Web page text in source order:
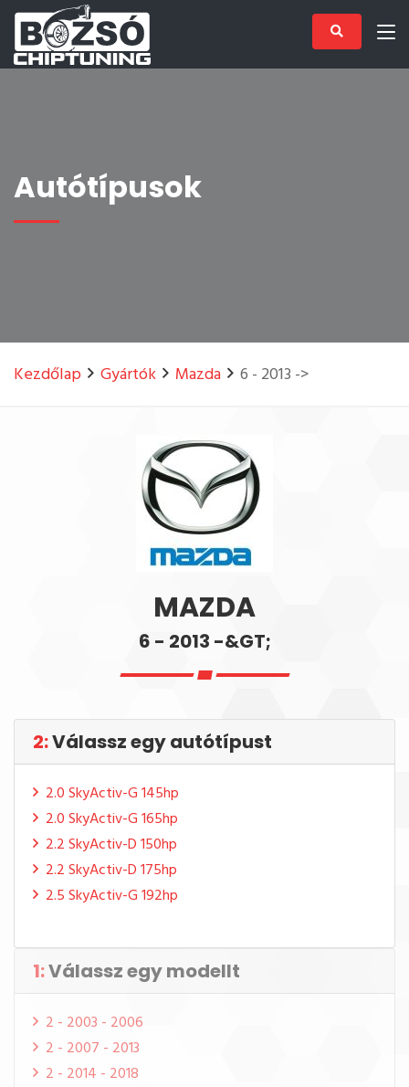
Autótípusok
Kezdőlap Gyártók Mazda 6 - 2013 ->
MAZDA
6 - 2013 -&GT;
1:Válassz egy modellt
2 - 2003 - 2006
2 - 2007 - 2013
2 - 2014 - 2018
2:Válassz egy autótípust
2.0 SkyActiv-G 145hp
2.0 SkyActiv-G 165hp
2.2 SkyActiv-D 150hp
2.2 SkyActiv-D 175hp
2.5 SkyActiv-G 192hp